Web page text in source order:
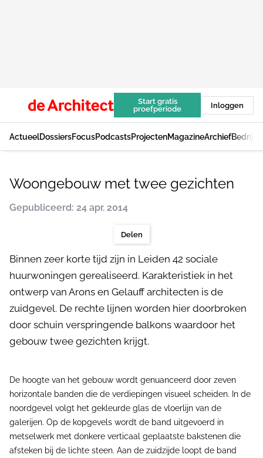
Start gratis
proefperiode
Inloggen
ActueelDossiersFocusPodcastsProjectenMagazineArchief
Woongebouw met twee gezichten
Gepubliceerd: 24 apr. 2014
Delen
Binnen zeer korte tijd zijn in Leiden 42 sociale
huurwoningen gerealiseerd. Karakteristiek in het
ontwerp van Arons en Gelauff architecten is de
zuidgevel. De rechte lijnen worden hier doorbroken
door schuin verspringende balkons waardoor het
gebouw twee gezichten krijgt.
De hoogte van het gebouw wordt genuanceerd door zeven
horizontale banden die de verdiepingen visueel scheiden. In de
noordgevel volgt het gekleurde glas de vloerlijn van de
galerijen. Op de kopgevels wordt de band uitgevoerd in
metselwerk met donkere verticaal geplaatste bakstenen die
afsteken bij de lichte steen. Aan de zuidzijde loopt de band